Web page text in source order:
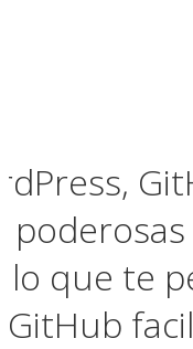
lo que te
GitHub